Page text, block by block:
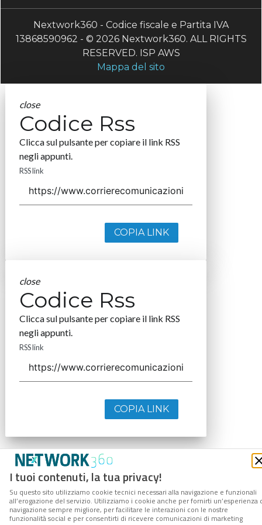
I tuoi contenuti, la tua privacy!
Su questo sito utilizziamo cookie tecnici necessari alla navigazione e funzionali
all’erogazione del servizio. Utilizziamo i cookie anche per fornirti un’esperienza
navigazione sempre migliore, per facilitare le interazioni con le nostre
funzionalità social e per consentirti di ricevere comunicazioni di marketing
Nextwork360 - Codice fiscale e Partita IVA
13868590962 - © 2026 Nextwork360. ALL RIGHTS
RESERVED. ISP AWS
Mappa del sito
close
Codice Rss
Clicca sul pulsante per copiare il link RSS
negli appunti.
RSS link
COPIA LINK
close
Codice Rss
Clicca sul pulsante per copiare il link RSS
negli appunti.
RSS link
COPIA LINK